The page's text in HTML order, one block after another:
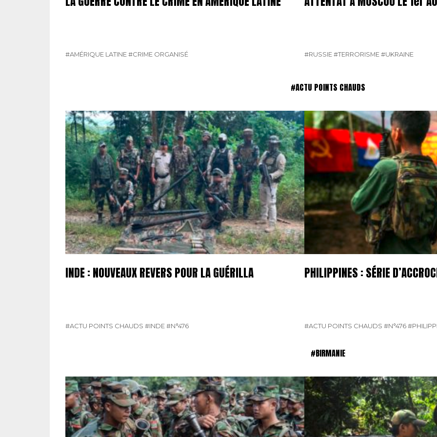
#AMÉRIQUE LATINE#CRIME ORGANISÉ #RUSSIE#TERRORISME#UKRAINE
#ACTU POINTS CHAUDS
INDE : NOUVEAUX REVERS POUR LA GUÉRILLA
#ACTU POINTS CHAUDS #INDE#N°476
PHILIPPINES : SÉRIE
#ACTU POINTS CHAUDS #N°476
#BIRMANIE